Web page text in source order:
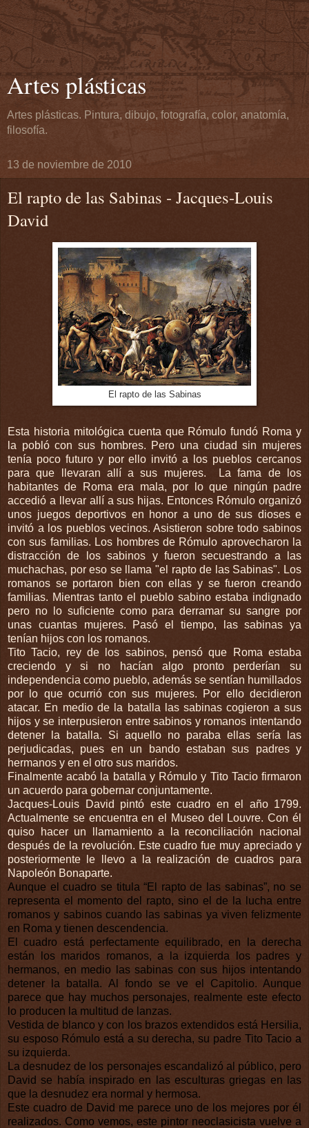
Artes plásticas
Artes plásticas. Pintura, dibujo, fotografía, color, anatomía,
filosofía.
13 de noviembre de 2010
El rapto de las Sabinas - Jacques-Louis
David
El rapto de las Sabinas
Esta historia mitológica cuenta que Rómulo fundó Roma y
la pobló con sus hombres. Pero una ciudad sin mujeres
tenía poco futuro y por ello invitó a los pueblos cercanos
para que llevaran allí a sus mujeres. La fama de los
habitantes de Roma era mala, por lo que ningún padre
accedió a llevar allí a sus hijas. Entonces Rómulo organizó
unos juegos deportivos en honor a uno de sus dioses e
invitó a los pueblos vecinos. Asistieron sobre todo sabinos
con sus familias. Los hombres de Rómulo aprovecharon la
distracción de los sabinos y fueron secuestrando a las
muchachas, por eso se llama "el rapto de las Sabinas". Los
romanos se portaron bien con ellas y se fueron creando
familias. Mientras tanto el pueblo sabino estaba indignado
pero no lo suficiente como para derramar su sangre por
unas cuantas mujeres. Pasó el tiempo, las sabinas ya
tenían hijos con los romanos.
Tito Tacio, rey de los sabinos, pensó que Roma estaba
creciendo y si no hacían algo pronto perderían su
independencia como pueblo, además se sentían humillados
por lo que ocurrió con sus mujeres. Por ello decidieron
atacar. En medio de la batalla las sabinas cogieron a sus
hijos y se interpusieron entre sabinos y romanos intentando
detener la batalla. Si aquello no paraba ellas sería las
perjudicadas, pues en un bando estaban sus padres y
hermanos y en el otro sus maridos.
Finalmente acabó la batalla y Rómulo y Tito Tacio firmaron
un acuerdo para gobernar conjuntamente.
Jacques-Louis David pintó este cuadro en el año 1799.
Actualmente se encuentra en el Museo del Louvre. Con él
quiso hacer un llamamiento a la reconciliación nacional
después de la revolución. Este cuadro fue muy apreciado y
posteriormente le llevo a la realización de cuadros para
Napoleón Bonaparte.
Aunque el cuadro se titula “El rapto de las sabinas”, no se
representa el momento del rapto, sino el de la lucha entre
romanos y sabinos cuando las sabinas ya viven felizmente
en Roma y tienen descendencia.
El cuadro está perfectamente equilibrado, en la derecha
están los maridos romanos, a la izquierda los padres y
hermanos, en medio las sabinas con sus hijos intentando
detener la batalla. Al fondo se ve el Capitolio. Aunque
parece que hay muchos personajes, realmente este efecto
lo producen la multitud de lanzas.
Vestida de blanco y con los brazos extendidos está Hersilia,
su esposo Rómulo está a su derecha, su padre Tito Tacio a
su izquierda.
La desnudez de los personajes escandalizó al público, pero
David se había inspirado en las esculturas griegas en las
que la desnudez era normal y hermosa.
Este cuadro de David me parece uno de los mejores por él
realizados. Como vemos, este pintor neoclasicista vuelve a